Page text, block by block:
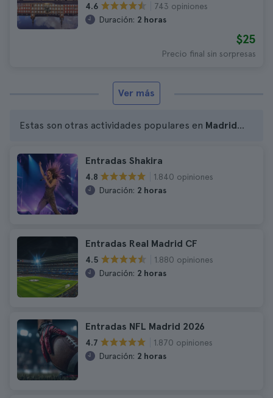
4.6
743 opiniones
Duración: 2 horas
$25
Precio final sin sorpresas
Ver más
Estas son otras actividades populares en Madrid...
Entradas Shakira
4.8
1.840 opiniones
Duración: 2 horas
Entradas Real Madrid CF
4.5
1.880 opiniones
Duración: 2 horas
Entradas NFL Madrid 2026
4.7
1.870 opiniones
Duración: 2 horas